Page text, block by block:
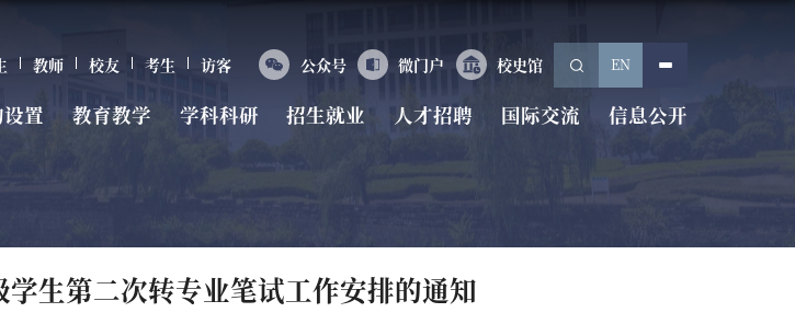
教师 校友 考生 访客 公众号 微门户 校史馆 EN
置 教育教学 学科科研 招生就业 人才招聘 国际交流 信息公开
学生第二次转专业笔试工作安排的通知